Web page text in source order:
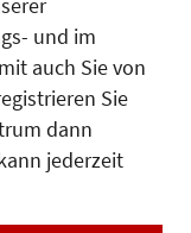
und im
auch Sie von
Sie
dann
jederzeit